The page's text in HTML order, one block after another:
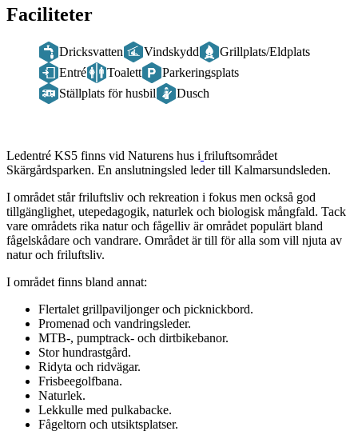
Faciliteter
Dricksvatten Vindskydd
Grillplats/Eldplats
Entré
Toalett
Parkeringsplats
Ställplats för husbil
Dusch
Beskrivning
Ledentré KS5 finns vid Naturens hus i friluftsområdet
Skärgårdsparken. En anslutningsled leder till Kalmarsundsleden.
I området står friluftsliv och rekreation i fokus men också god
tillgänglighet, utepedagogik, naturlek och biologisk mångfald. Tack
vare områdets rika natur och fågelliv är området populärt bland
fågelskådare och vandrare. Området är till för alla som vill njuta av
natur och friluftsliv.
I området finns bland annat:
Flertalet grillpaviljonger och picknickbord.
Promenad och vandringsleder.
MTB-, pumptrack- och dirtbikebanor.
Stor hundrastgård.
Ridyta och ridvägar.
Frisbeegolfbana.
Naturlek.
Lekkulle med pulkabacke.
Fågeltorn och utsiktsplatser.